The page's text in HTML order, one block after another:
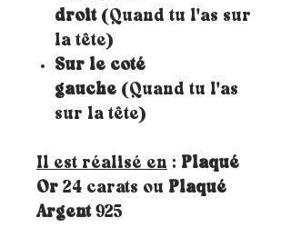
droit(Quand tu l'as sur
la tête)
Sur le coté
gauche (Quand tu l'as
sur la tête)
Il est réalisé en : Plaqué
Or 24 carats ou Plaqué
Argent925